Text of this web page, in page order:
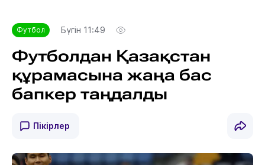
Футбол Бүгін 11:49
Футболдан Қазақстан
құрамасына жаңа бас
бапкер таңдалды
Пікірлер